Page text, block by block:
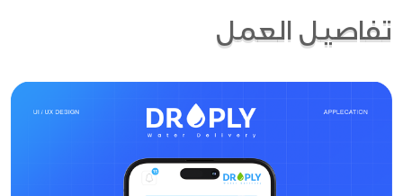
تفاصيل العمل